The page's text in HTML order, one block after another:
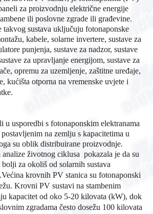
za proizvodnju električne energije
ili poslovne zgrade ili građevine.
takvog sustava uključuju fotonaponske
kabele, solarne invertere, sustave za
punjenja, sustave za nadzor, sustave
za upravljanje energijom, sustave za
opremu za uzemljenje, zaštitne uređaje,
kućišta otporna na vremenske uvjete i
u usporedbi s fotonaponskim elektranama
na zemlju s kapacitetima u
su oblik distribuirane proizvodnje.
analize životnog ciklusa pokazala je da su
za okoliš od solarnih sustava
krovnih PV stanica su fotonaponski
Krovni PV sustavi na stambenim
kapacitet od oko 5-20 kilovata (kW), dok
zgradama često dosežu 100 kilovata